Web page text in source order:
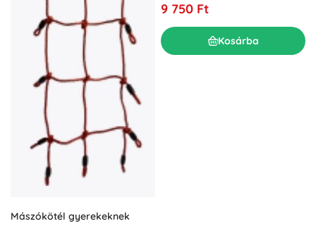
Mászókötél gyerekeknek
9 750 Ft
Kosárba